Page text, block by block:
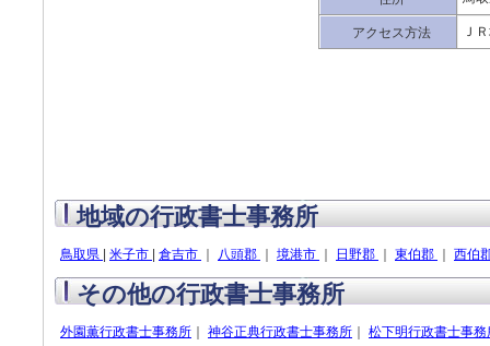
アクセス方法 Ｊ
地域の行政書士事務所
鳥取県 米子市 倉吉市 八頭郡 境港市 日野郡 東伯郡 西伯
その他の行政書士事務所
外園薫行政書士事務所 神谷正典行政書士事務所
松下明行政書士事務